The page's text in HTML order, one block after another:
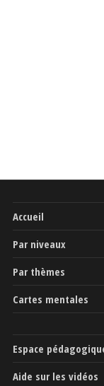
Accueil
Par niveaux
Par thèmes
Cartes mentales
Espace
Aide sur les vidéos